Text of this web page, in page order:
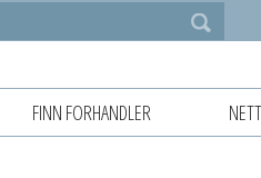
FINN FORHANDLER